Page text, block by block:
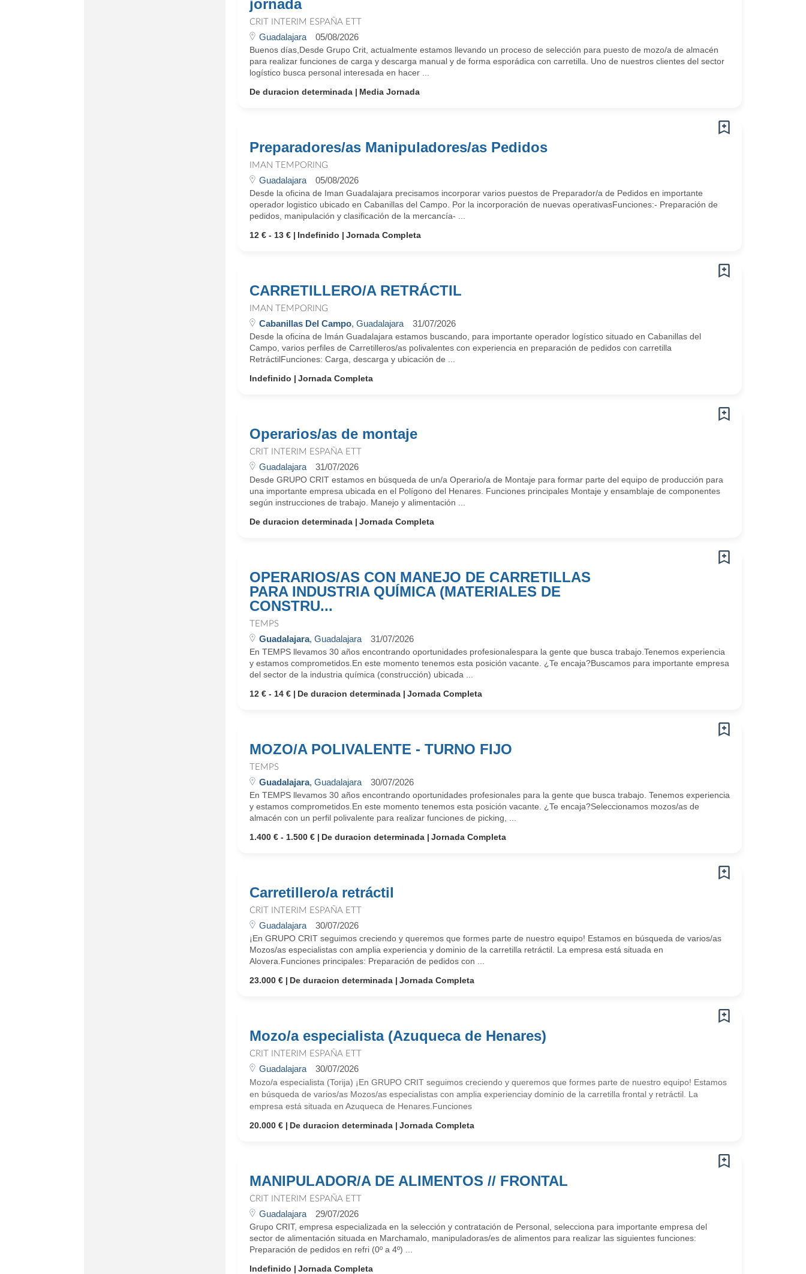
jornada
CRIT INTERIM ESPAÑA ETT
Guadalajara 05/08/2026
Buenos días,Desde Grupo Crit, actualmente estamos llevando un proceso de selección para puesto de mozo/a de almacén
para realizar funciones de carga y descarga manual y de forma esporádica con carretilla. Uno de nuestros clientes del sector
logístico busca personal interesada en hacer ...
De duracion determinada
Media Jornada
Preparadores/as Manipuladores/as Pedidos
IMAN TEMPORING
Guadalajara 05/08/2026
Desde la oficina de Iman Guadalajara precisamos incorporar varios puestos de Preparador/a de Pedidos en importante
operador logistico ubicado en Cabanillas del Campo. Por la incorporación de nuevas operativasFunciones:- Preparación de
pedidos, manipulación y clasificación de la mercancía- ...
12 € - 13 €
Indefinido Jornada Completa
CARRETILLERO/A RETRÁCTIL
IMAN TEMPORING
Cabanillas Del Campo, Guadalajara 31/07/2026
Desde la oficina de Imán Guadalajara estamos buscando, para importante operador logístico situado en Cabanillas del
Campo, varios perfiles de Carretilleros/as polivalentes con experiencia en preparación de pedidos con carretilla
RetráctilFunciones: Carga, descarga y ubicación de ...
Indefinido
Jornada Completa
Operarios/as de montaje
CRIT INTERIM ESPAÑA ETT
Guadalajara 31/07/2026
Desde GRUPO CRIT estamos en búsqueda de un/a Operario/a de Montaje para formar parte del equipo de producción para
una importante empresa ubicada en el Polígono del Henares. Funciones principales Montaje y ensamblaje de componentes
según instrucciones de trabajo. Manejo y alimentación ...
De duracion determinada
Jornada Completa
OPERARIOS/AS CON MANEJO DE CARRETILLAS
PARA INDUSTRIA QUÍMICA (MATERIALES DE
CONSTRU...
TEMPS
Guadalajara, Guadalajara 31/07/2026
En TEMPS llevamos 30 años encontrando oportunidades profesionalespara la gente que busca trabajo.Tenemos experiencia
y estamos comprometidos.En este momento tenemos esta posición vacante. ¿Te encaja?Buscamos para importante empresa
del sector de la industria química (construcción) ubicada ...
12 € - 14 €
De duracion determinada Jornada Completa
MOZO/A POLIVALENTE - TURNO FIJO
TEMPS
Guadalajara, Guadalajara 30/07/2026
En TEMPS llevamos 30 años encontrando oportunidades profesionales para la gente que busca trabajo. Tenemos experiencia
y estamos comprometidos.En este momento tenemos esta posición vacante. ¿Te encaja?Seleccionamos mozos/as de
almacén con un perfil polivalente para realizar funciones de picking, ...
1.400 € - 1.500 €
De duracion determinada Jornada Completa
Carretillero/a retráctil
CRIT INTERIM ESPAÑA ETT
Guadalajara 30/07/2026
¡En GRUPO CRIT seguimos creciendo y queremos que formes parte de nuestro equipo! Estamos en búsqueda de varios/as
Mozos/as especialistas con amplia experiencia y dominio de la carretilla retráctil. La empresa está situada en
Alovera.Funciones principales: Preparación de pedidos con ...
23.000 €
De duracion determinada Jornada Completa
Mozo/a especialista (Azuqueca de Henares)
CRIT INTERIM ESPAÑA ETT
Guadalajara 30/07/2026
Mozo/a especialista (Torija) ¡En GRUPO CRIT seguimos creciendo y queremos que formes parte de nuestro equipo! Estamos
en búsqueda de varios/as Mozos/as especialistas con amplia experienciay dominio de la carretilla frontal y retráctil. La
empresa está situada en Azuqueca de Henares.Funciones
20.000 €
De duracion determinada Jornada Completa
MANIPULADOR/A DE ALIMENTOS // FRONTAL
CRIT INTERIM ESPAÑA ETT
Guadalajara 29/07/2026
Grupo CRIT, empresa especializada en la selección y contratación de Personal, selecciona para importante empresa del
sector de alimentación situada en Marchamalo, manipuladoras/es de alimentos para realizar las siguientes funciones:
Preparación de pedidos en refri (0º a 4º) ...
Indefinido
Jornada Completa